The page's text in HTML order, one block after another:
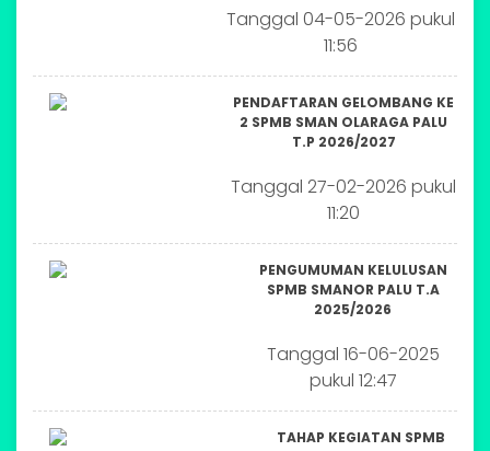
Tanggal 04-05-2026 pukul
11:56
PENDAFTARAN GELOMBANG KE
2 SPMB SMAN OLARAGA PALU
T.P 2026/2027
Tanggal 27-02-2026 pukul
11:20
PENGUMUMAN KELULUSAN
SPMB SMANOR PALU T.A
2025/2026
Tanggal 16-06-2025
pukul 12:47
TAHAP KEGIATAN SPMB